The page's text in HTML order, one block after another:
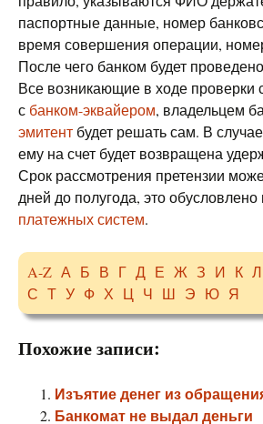
паспортные данные, номер
время совершения операции,
После чего банком будет
Все возникающие в ходе проверки
с банком-эквайером, владельцем
эмитент будет решать сам. В
ему на счет будет возвращена
Срок рассмотрения претензии
дней до полугода, это
платежных систем.
A-Z А Б В Г Д Е Ж З И К Л
С Т У Ф Х Ц Ч Ш Э Ю Я
Похожие записи:
Изъятие денег из
Банкомат не выдал деньги